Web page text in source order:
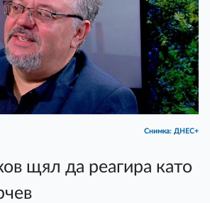
Снимка: ДНЕС+
щял да реагира като